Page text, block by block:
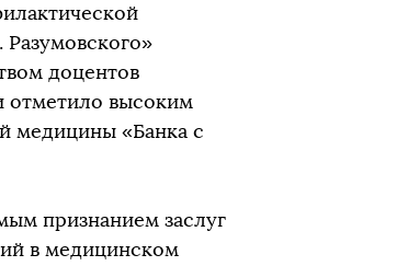
доцентов
отметило высоким
медицины «Банка с
признанием заслуг
в медицинском